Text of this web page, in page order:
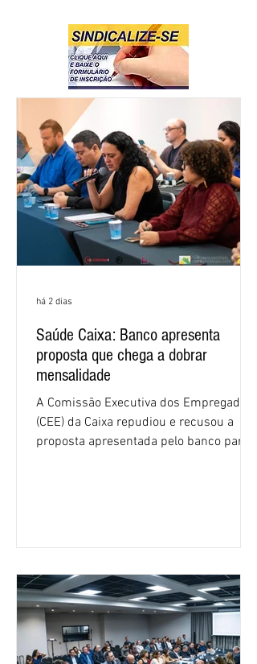
Saúde Caixa: Banco apresenta
proposta que chega a dobrar
mensalidade
A Comissão Executiva dos Empregados
(CEE) da Caixa repudiou e recusou a
proposta apresentada pelo banco para o
negociações das empregadas e dos
empregados exigiram que a Caixa refaça
os cálculos e apresente uma nova
proposta. O entendimento é que a
proposta
há 2 dias